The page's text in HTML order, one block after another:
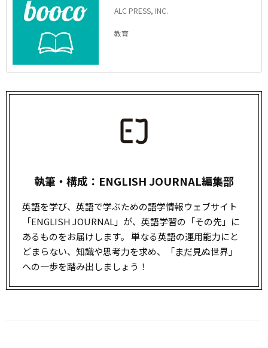
ALC PRESS, INC.
教育
執筆・構成：ENGLISH JOURNAL編集部
英語を学び、英語で学ぶための語学情報ウェブサイト
「ENGLISH JOURNAL」が、英語学習の「その先」に
あるものをお届けします。 単なる英語の運用能力にと
どまらない、知識や思考力を求め、「まだ見ぬ世界」
への一歩を踏み出しましょう！